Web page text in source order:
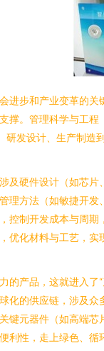
进步和产业变革的
撑。管理科学与工
发设计、生产制造
及硬件设计（如芯
方法（如敏捷开
控制开发成本与周
化材料与工艺，实
产品，这就进入
化的供应链，涉及
键元器件（如高端
性，走上绿色、循